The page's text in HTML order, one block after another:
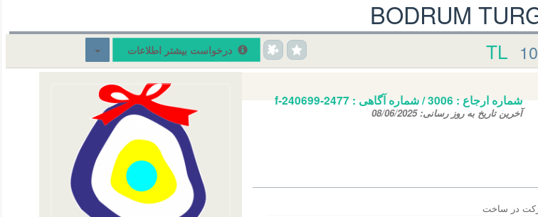
BODRUM
درخواست بیشتر اطلاعات
شماره ارجاع : 3006/ شماره آگاهی‌ :f-240699-2477
آخرین تاریخ به روز رسانی:08/06/2025
در ساخت